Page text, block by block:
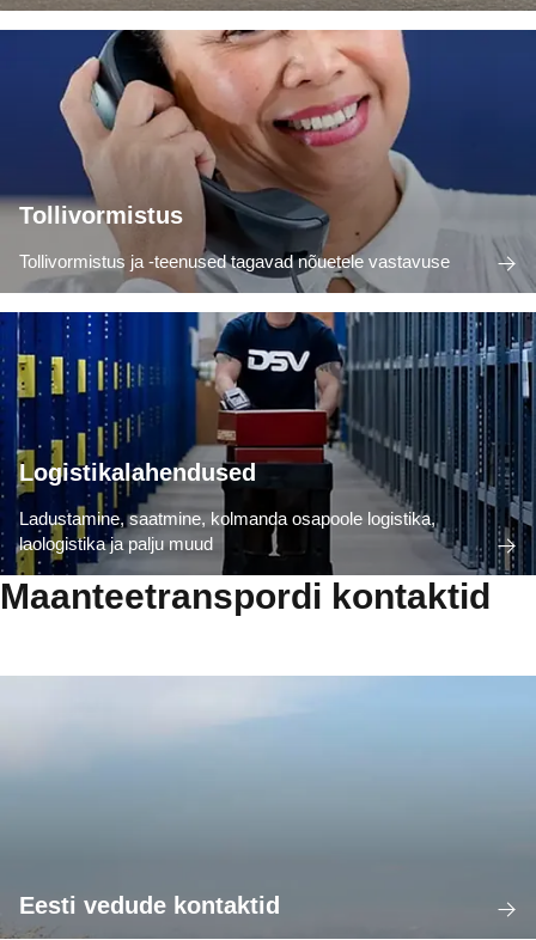
Tollivormistus
Tollivormistus ja -teenused tagavad nõuetele vastavuse
Logistikalahendused
Ladustamine, saatmine, kolmanda osapoole logistika,
laologistika ja palju muud
Maanteetranspordi kontaktid
Eesti vedude kontaktid